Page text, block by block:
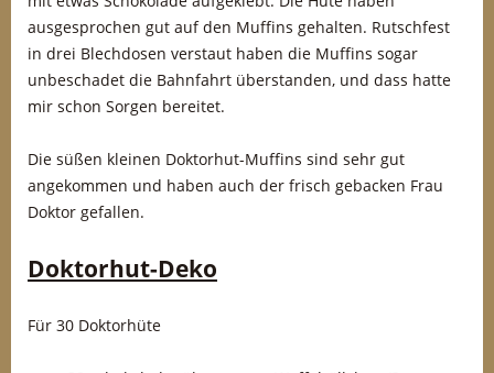
ausgesprochen gut auf den Muffins gehalten. Rutschfest
in drei Blechdosen verstaut haben die Muffins sogar
unbeschadet die Bahnfahrt überstanden, und dass hatte
mir schon Sorgen bereitet.
Die süßen kleinen Doktorhut-Muffins sind sehr gut
angekommen und haben auch der frisch gebacken Frau
Doktor gefallen.
Doktorhut-Deko
Für 30 Doktorhüte